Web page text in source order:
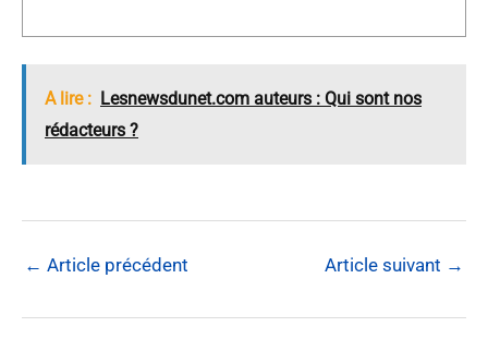
A lire : Lesnewsdunet.com auteurs : Qui sont nos
rédacteurs ?
← Article précédent Article suivant →